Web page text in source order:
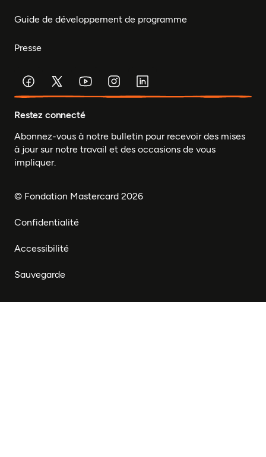
Guide de développement de programme
Presse
Restez connecté
Abonnez-vous à notre bulletin pour recevoir des mises
à jour sur notre travail et des occasions de vous
impliquer.
© Fondation Mastercard 2026
Confidentialité
Accessibilité
Sauvegarde